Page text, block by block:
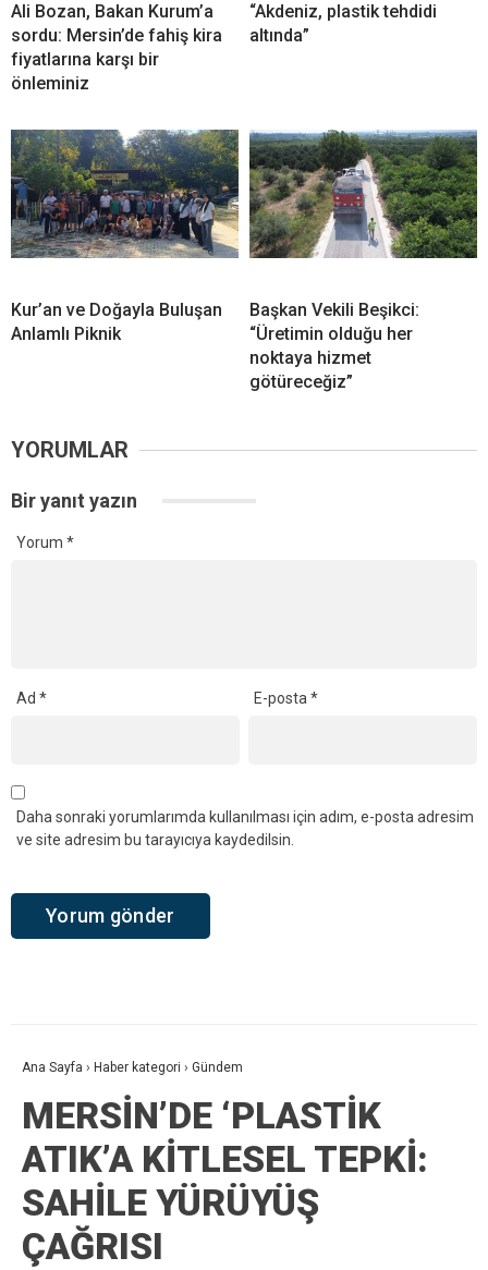
Ali Bozan, Bakan Kurum’a
sordu: Mersin’de fahiş kira
fiyatlarına karşı bir
önleminiz
“Akdeniz, plastik tehdidi
altında”
Kur’an ve Doğayla Buluşan
Anlamlı Piknik
Başkan Vekili Beşikci:
“Üretimin olduğu her
noktaya hizmet
götüreceğiz”
YORUMLAR
Bir yanıt yazın
Yorum *
Ad * E-posta*
Daha sonraki yorumlarımda kullanılması için adım, e-posta adresim
ve site adresim bu tarayıcıya kaydedilsin.
Ana Sayfa › Haber kategori › Gündem
MERSİN’DE ‘PLASTİK
ATIK’A KİTLESEL TEPKİ:
SAHİLE YÜRÜYÜŞ
ÇAĞRISI